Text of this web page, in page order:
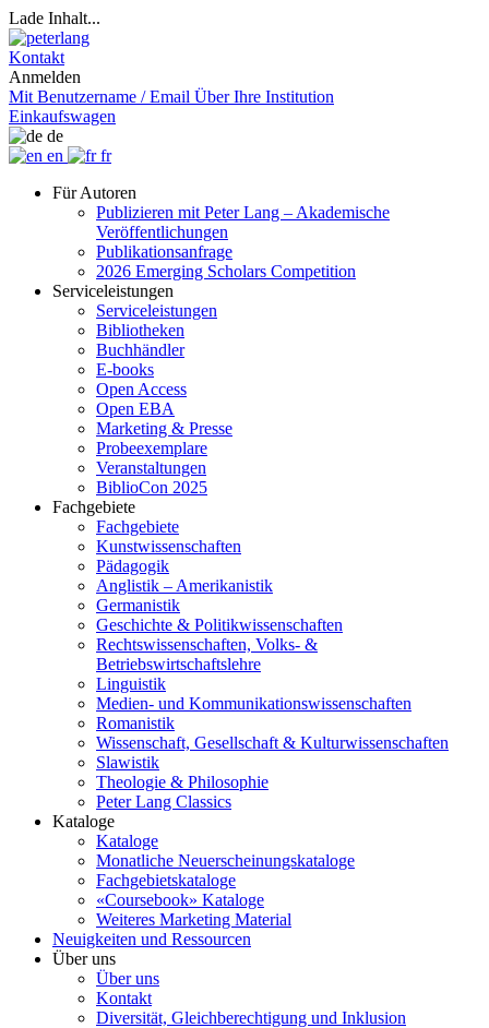
Lade Inhalt...
Kontakt
Anmelden
Mit Benutzername / Email Über Ihre Institution
Einkaufswagen
de
en
fr
Für Autoren
Publizieren mit Peter Lang – Akademische
Veröffentlichungen
Publikationsanfrage
2026 Emerging Scholars Competition
Serviceleistungen
Serviceleistungen
Bibliotheken
Buchhändler
E-books
Open Access
Open EBA
Marketing & Presse
Probeexemplare
Veranstaltungen
BiblioCon 2025
Fachgebiete
Fachgebiete
Kunstwissenschaften
Pädagogik
Anglistik – Amerikanistik
Germanistik
Geschichte & Politikwissenschaften
Rechtswissenschaften, Volks- &
Betriebswirtschaftslehre
Linguistik
Medien- und Kommunikationswissenschaften
Romanistik
Wissenschaft, Gesellschaft & Kulturwissenschaften
Slawistik
Theologie & Philosophie
Peter Lang Classics
Kataloge
Kataloge
Monatliche Neuerscheinungskataloge
Fachgebietskataloge
«Coursebook» Kataloge
Weiteres Marketing Material
Neuigkeiten und Ressourcen
Über uns
Über uns
Kontakt
Diversität, Gleichberechtigung und Inklusion